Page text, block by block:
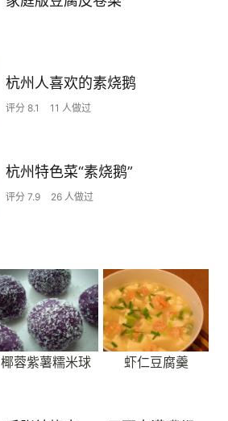
杭州人喜欢的素烧鹅
评分 8.1 11 人做过
杭州特色菜“素烧鹅”
评分 7.9 26 人做过
椰蓉紫薯糯米球 虾仁豆腐羹